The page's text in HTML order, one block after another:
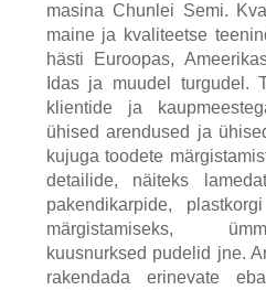
masina Chunlei Semi.
maine ja kvaliteetse
hästi Euroopas,
Idas ja muudel turgudel.
klientide ja
ühised arendused ja
kujuga toodete
detailide, näiteks
pakendikarpide,
märgistamiseks,
kuusnurksed pudelid jne.
rakendada erinevate